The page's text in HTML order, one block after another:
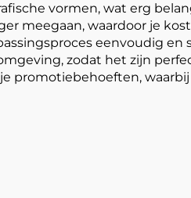
vormen, wat erg
meegaan, waardoor je
eenvoudig en
zodat het zijn
je promotiebehoeften,